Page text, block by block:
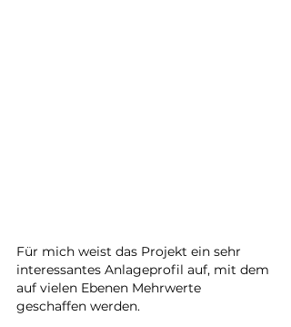
Für mich weist das Projekt ein sehr
interessantes Anlageprofil auf, mit dem
auf vielen Ebenen Mehrwerte
geschaffen werden.